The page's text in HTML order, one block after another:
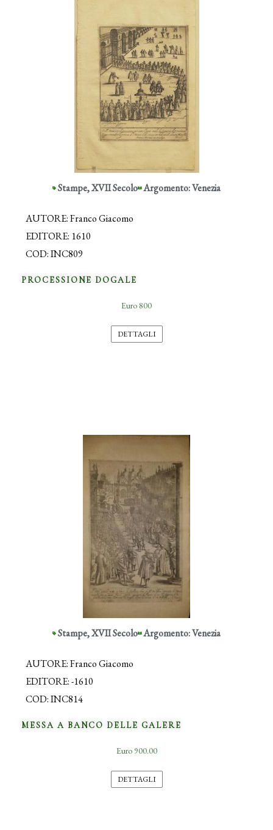
Stampe,XVII Secolo Argomento: Venezia
AUTORE: Franco Giacomo
EDITORE: 1610
COD: INC809
PROCESSIONE DOGALE
Euro 800
DETTAGLI
Stampe,XVII Secolo Argomento: Venezia
AUTORE: Franco Giacomo
EDITORE: -1610
COD: INC814
MESSA A BANCO DELLE GALERE
Euro 900.00
DETTAGLI